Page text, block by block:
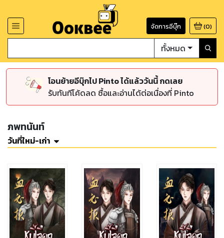
จัดการอีบุ๊ก (0)
ทั้งหมด
โอนย้ายอีบุ๊กไป Pinto ได้แล้ววันนี้ กดเลย
รับทันทีโค้ดลด ซื้อและอ่านได้ต่อเนื่องที่ Pinto
ภพทนันท์
วันที่ใหม่-เก่า